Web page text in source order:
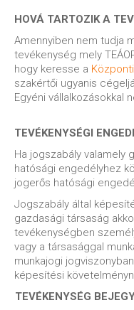
HOVÁ TARTOZIK A
Amennyiben nem tudja
tevékenység mely
hogy keresse a
szakértői ugyanis
Egyéni vállalkozásokkal
TEVÉKENYSÉGI
Ha jogszabály valamely
hatósági engedélyhez
jogerős hatósági
Jogszabály által
gazdasági társaság
tevékenységben
vagy a társasággal
munkajogi
képesítési
TEVÉKENYSÉG